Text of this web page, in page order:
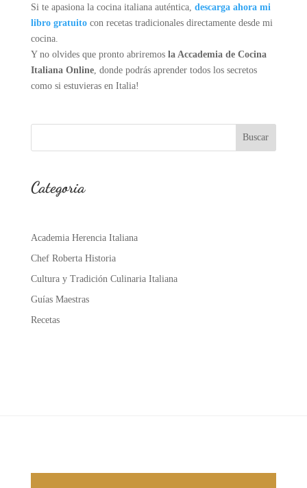
Si te apasiona la cocina italiana auténtica, descarga ahora mi
libro gratuitocon recetas tradicionales directamente desde mi
cocina.
Y no olvides que pronto abriremos la Accademia de Cocina
Italiana Online, donde podrás aprender todos los secretos
como si estuvieras en Italia!
Buscar
Categoria
Academia Herencia Italiana
Chef Roberta Historia
Cultura y Tradición Culinaria Italiana
Guías Maestras
Recetas